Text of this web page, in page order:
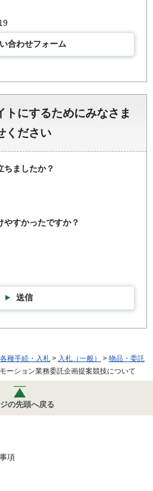
合わせフォーム
トにするためにみなさま
ください
ちましたか？
やすかったですか？
送信
各種手続・入札 > 入札（一般） > 物品・委託
ーション業務委託企画提案競技について
の先頭へ戻る
項